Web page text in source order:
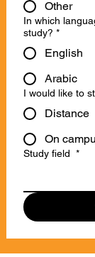
Short
Other
In which
study?
English
Arabic
I would like to
Distance